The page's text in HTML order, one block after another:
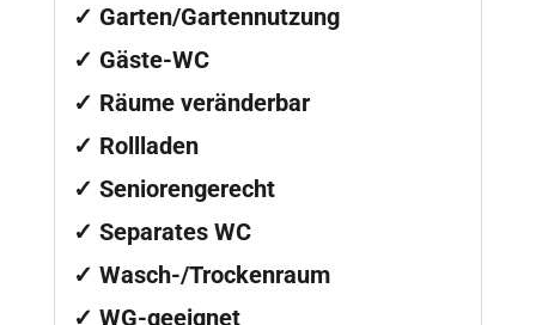
✓ Garten/Gartennutzung
✓ Gäste-WC
✓ Räume veränderbar
✓ Rollladen
✓ Seniorengerecht
✓ Separates WC
✓ Wasch-/Trockenraum
✓ WG-geeignet